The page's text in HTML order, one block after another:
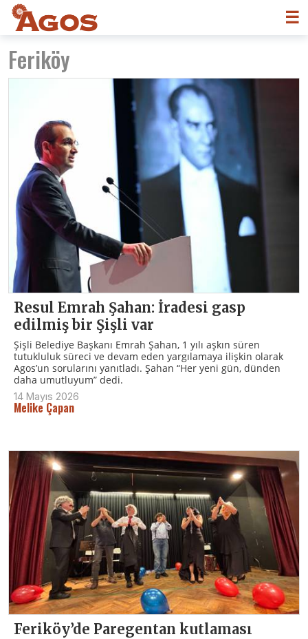
☰
Feriköy
Resul Emrah Şahan: İradesi gasp
edilmiş bir Şişli var
Şişli Belediye Başkanı Emrah Şahan, 1 yılı aşkın süren
tutukluluk süreci ve devam eden yargılamaya ilişkin olarak
Agos’un sorularını yanıtladı. Şahan “Her yeni gün, dünden
daha umutluyum” dedi.
14 Mayıs 2026
Melike Çapan
Feriköy’de Paregentan kutlaması